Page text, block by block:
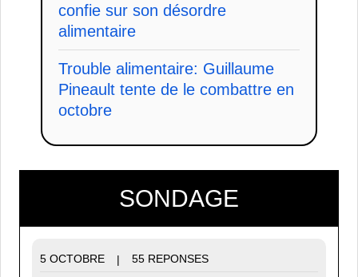
confie sur son désordre
alimentaire
Trouble alimentaire: Guillaume
Pineault tente de le combattre en
octobre
SONDAGE
5 OCTOBRE | 55 REPONSES